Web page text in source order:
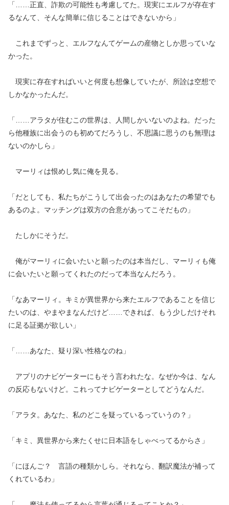
「……正直、詐欺の可能性も考慮してた。現実にエルフが存在す
るなんて、そんな簡単に信じることはできないから」
これまでずっと、エルフなんてゲームの産物としか思っていな
かった。
現実に存在すればいいと何度も想像していたが、所詮は空想で
しかなかったんだ。
「……アラタが住むこの世界は、人間しかいないのよね。だった
ら他種族に出会うのも初めてだろうし、不思議に思うのも無理は
ないのかしら」
マーリィは恨めし気に俺を見る。
「だとしても、私たちがこうして出会ったのはあなたの希望でも
あるのよ。マッチングは双方の合意があってこそだもの」
たしかにそうだ。
俺がマーリィに会いたいと願ったのは本当だし、マーリィも俺
に会いたいと願ってくれたのだって本当なんだろう。
「なあマーリィ。キミが異世界から来たエルフであることを信じ
たいのは、やまやまなんだけど……できれば、もう少しだけそれ
に足る証拠が欲しい」
「……あなた、疑り深い性格なのね」
アプリのナビゲーターにもそう言われたな。なぜか今は、なん
の反応もないけど。これってナビゲーターとしてどうなんだ。
「アラタ。あなた、私のどこを疑っているっていうの？」
「キミ、異世界から来たくせに日本語をしゃべってるからさ」
「にほんご？ 言語の種類かしら。それなら、翻訳魔法が補って
くれているわ」